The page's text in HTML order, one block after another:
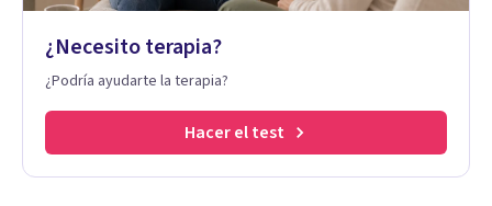
¿Necesito terapia?
¿Podría ayudarte la terapia?
Hacer el test